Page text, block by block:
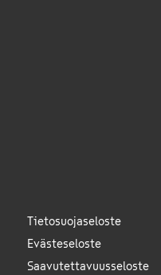
Tietosuojaseloste
Evästeseloste
Saavutettavuusseloste